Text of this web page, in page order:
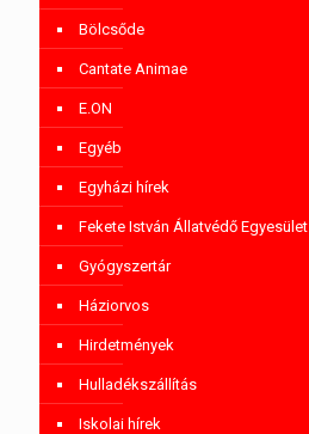
Bölcsőde
Cantate Animae
E.ON
Egyéb
Egyházi hírek
Fekete István Állatvédő Egyesület
Gyógyszertár
Háziorvos
Hirdetmények
Hulladékszállítás
Iskolai hírek